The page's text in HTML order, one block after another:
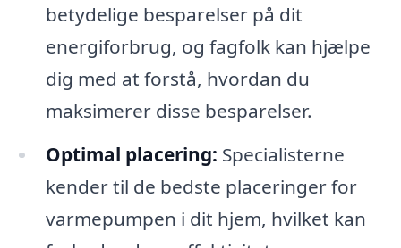
betydelige besparelser på dit
energiforbrug, og fagfolk kan hjælpe
dig med at forstå, hvordan du
maksimerer disse besparelser.
Optimal placering: Specialisterne
kender til de bedste placeringer for
varmepumpen i dit hjem, hvilket kan